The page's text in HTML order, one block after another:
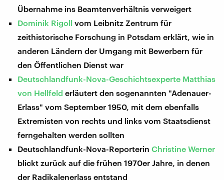
Übernahme ins Beamtenverhältnis verweigert
Dominik Rigoll vom Leibnitz Zentrum für
zeithistorische Forschung in Potsdam erklärt, wie in
anderen Ländern der Umgang mit Bewerbern für
den Öffentlichen Dienst war
Deutschlandfunk-Nova-Geschichtsexperte Matthias
von Hellfeld erläutert den sogenannten "Adenauer-
Erlass" vom September 1950, mit dem ebenfalls
Extremisten von rechts und links vom Staatsdienst
ferngehalten werden sollten
Deutschlandfunk-Nova-ReporterinChristine Werner
blickt zurück auf die frühen 1970er Jahre, in denen
der Radikalenerlass entstand